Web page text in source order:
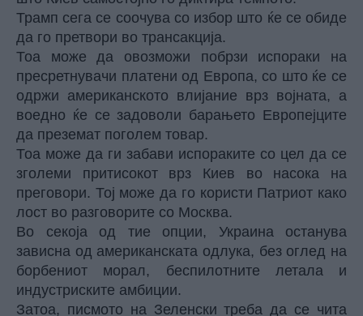
Трамп сега се соочува со избор што ќе се обиде
да го претвори во трансакција.
Тоа може да овозможи побрзи испораки на
пресретнувачи платени од Европа, со што ќе се
одржи американското влијание врз војната, а
воедно ќе се задоволи барањето Европејците
да преземат поголем товар.
Тоа може да ги забави испораките со цел да се
зголеми притисокот врз Киев во насока на
преговори. Тој може да го користи Патриот како
лост во разговорите со Москва.
Во секоја од тие опции, Украина останува
зависна од американската одлука, без оглед на
борбениот морал, беспилотните летала и
индустриските амбиции.
Затоа, писмото на Зеленски треба да се чита